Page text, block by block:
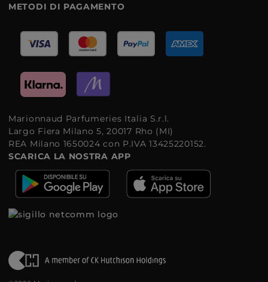
METODI DI PAGAMENTO
Marionnaud Parfumeries Italia S.r.l.
Largo Fiera Milano 5, 20017 Rho (MI)
REA Milano 1650024 con P.IVA 13425220152.
SCARICA LA NOSTRA APP